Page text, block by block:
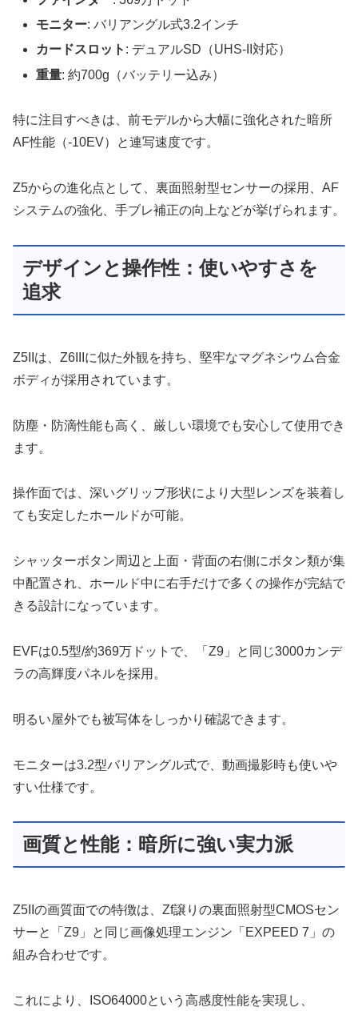
モニター: バリアングル式3.2インチ
カードスロット : デュアルSD（UHS-II対応）
重量: 約700g（バッテリー込み）
特に注目すべきは、前モデルから大幅に強化された暗所
AF性能（-10EV）と連写速度です。
Z5からの進化点として、裏面照射型センサーの採用、AF
システムの強化、手ブレ補正の向上などが挙げられます。
デザインと操作性：使いやすさを
追求
Z5IIは、Z6IIIに似た外観を持ち、堅牢なマグネシウム合金
ボディが採用されています。
防塵・防滴性能も高く、厳しい環境でも安心して使用でき
ます。
操作面では、深いグリップ形状により大型レンズを装着し
ても安定したホールドが可能。
シャッターボタン周辺と上面・背面の右側にボタン類が集
中配置され、ホールド中に右手だけで多くの操作が完結で
きる設計になっています。
EVFは0.5型/約369万ドットで、「Z9」と同じ3000カンデ
ラの高輝度パネルを採用。
明るい屋外でも被写体をしっかり確認できます。
モニターは3.2型バリアングル式で、動画撮影時も使いや
すい仕様です。
画質と性能：暗所に強い実力派
Z5IIの画質面での特徴は、Zf譲りの裏面照射型CMOSセン
サーと「Z9」と同じ画像処理エンジン「EXPEED 7」の
組み合わせです。
これにより、ISO64000という高感度性能を実現し、